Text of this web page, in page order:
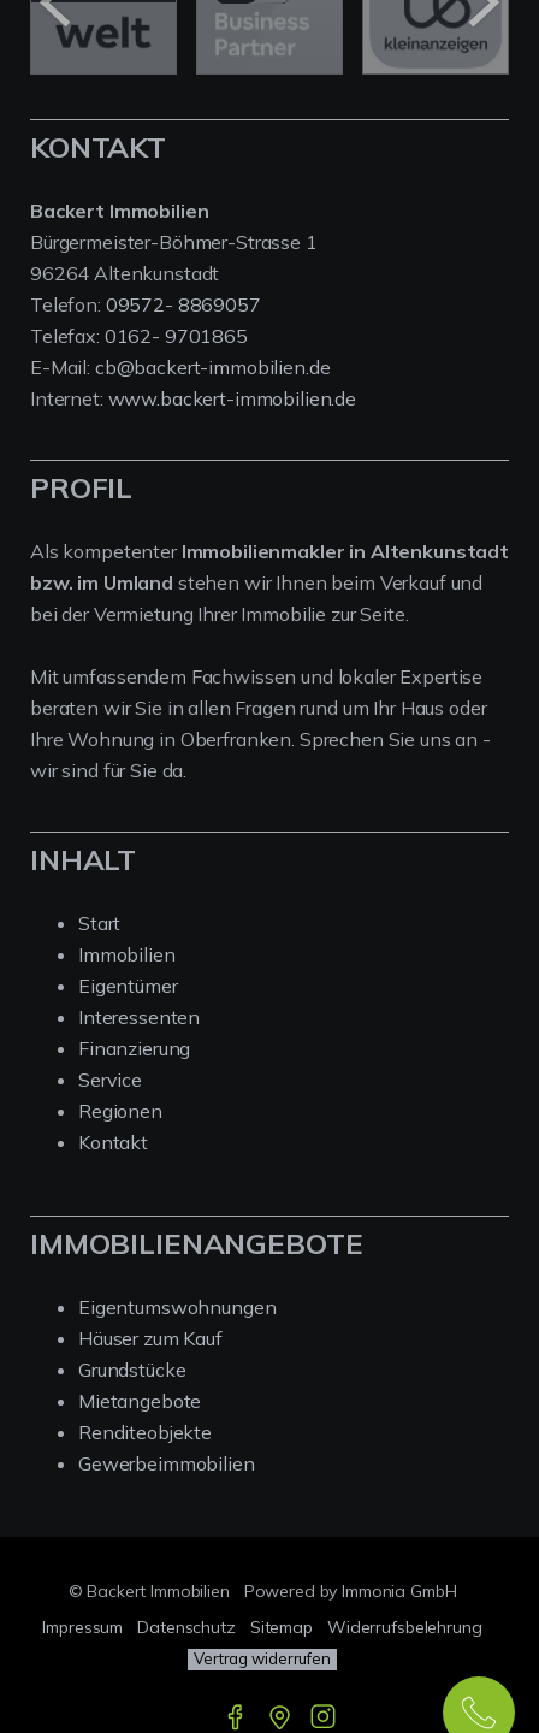
KONTAKT
Backert Immobilien
Bürgermeister-Böhmer-Strasse 1
96264 Altenkunstadt
Telefon: 09572- 8869057
Telefax: 0162- 9701865
E-Mail: cb@backert-immobilien.de
Internet: www.backert-immobilien.de
PROFIL
Als kompetenter Immobilienmakler in Altenkunstadt
bzw. im Umland stehen wir Ihnen beim Verkauf und
bei der Vermietung Ihrer Immobilie zur Seite.
Mit umfassendem Fachwissen und lokaler Expertise
beraten wir Sie in allen Fragen rund um Ihr Haus oder
Ihre Wohnung in Oberfranken. Sprechen Sie uns an -
wir sind für Sie da.
INHALT
Start
Immobilien
Eigentümer
Interessenten
Finanzierung
Service
Regionen
Kontakt
IMMOBILIENANGEBOTE
Eigentumswohnungen
Häuser zum Kauf
Grundstücke
Mietangebote
Renditeobjekte
Gewerbeimmobilien
© Backert Immobilien
Powered by Immonia GmbH
Impressum
Datenschutz Sitemap Widerrufsbelehrung
Vertrag widerrufen